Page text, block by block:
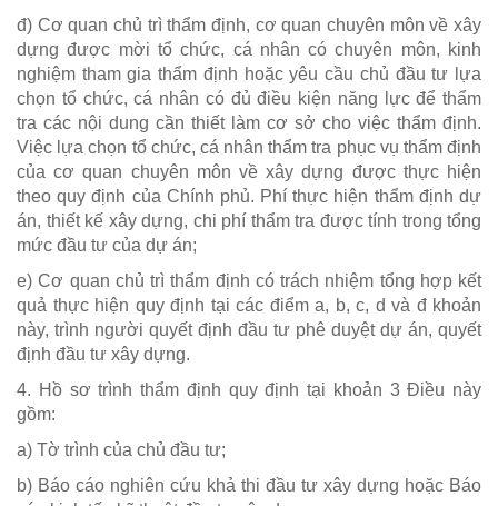
đ) Cơ quan chủ trì thẩm định, cơ quan chuyên môn về xây
dựng được mời tổ chức, cá nhân có chuyên môn, kinh
nghiệm tham gia thẩm định hoặc yêu cầu chủ đầu tư lựa
chọn tổ chức, cá nhân có đủ điều kiện năng lực để thẩm
tra các nội dung cần thiết làm cơ sở cho việc thẩm định.
Việc lựa chọn tổ chức, cá nhân thẩm tra phục vụ thẩm định
của cơ quan chuyên môn về xây dựng được thực hiện
theo quy định của Chính phủ. Phí thực hiện thẩm định dự
án, thiết kế xây dựng, chi phí thẩm tra được tính trong tổng
mức đầu tư của dự án;
e) Cơ quan chủ trì thẩm định có trách nhiệm tổng hợp kết
quả thực hiện quy định tại các điểm a, b, c, d và đ khoản
này, trình người quyết định đầu tư phê duyệt dự án, quyết
định đầu tư xây dựng.
4. Hồ sơ trình thẩm định quy định tại khoản 3 Điều này
gồm:
a) Tờ trình của chủ đầu tư;
b) Báo cáo nghiên cứu khả thi đầu tư xây dựng hoặc Báo